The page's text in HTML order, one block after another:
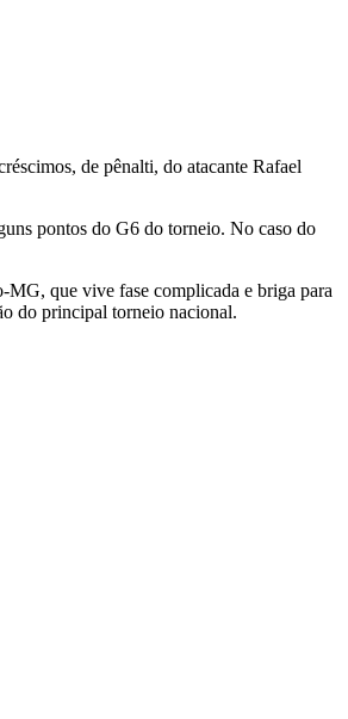
de pênalti, do atacante Rafael
pontos do G6 do torneio. No caso do
MG, que vive fase complicada e briga para
do principal torneio nacional.